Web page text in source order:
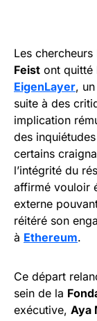
Les chercheurs
Feist ont quitté
EigenLayer,
suite à des
implication
des
certains
l’intégrité du
affirmé vouloir
externe
réitéré son
à Ethereum.
Ce départ
sein de la
exécutive, Aya